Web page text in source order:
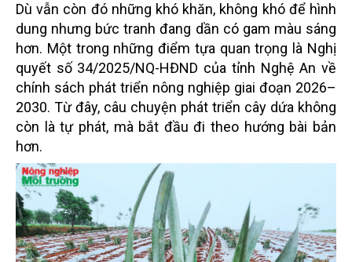
Dù vẫn còn đó những khó khăn, không khó để hình
dung nhưng bức tranh đang dần có gam màu sáng
hơn. Một trong những điểm tựa quan trọng là Nghị
quyết số 34/2025/NQ-HĐND của tỉnh Nghệ An về
chính sách phát triển nông nghiệp giai đoạn 2026–
2030. Từ đây, câu chuyện phát triển cây dứa không
còn là tự phát, mà bắt đầu đi theo hướng bài bản
hơn.